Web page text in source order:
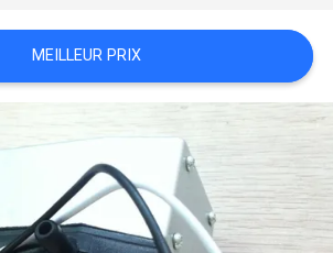
MEILLEUR PRIX